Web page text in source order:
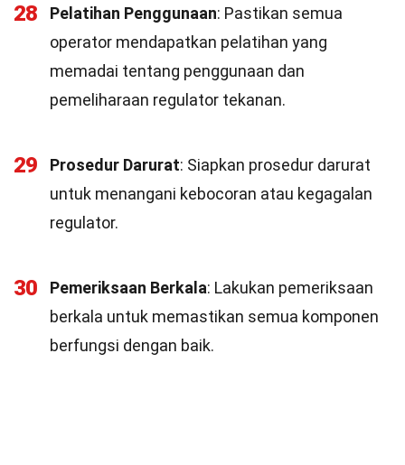
28 Pelatihan Penggunaan: Pastikan semua
operator mendapatkan pelatihan yang
memadai tentang penggunaan dan
pemeliharaan regulator tekanan.
29 Prosedur Darurat: Siapkan prosedur darurat
untuk menangani kebocoran atau kegagalan
regulator.
30 Pemeriksaan Berkala: Lakukan pemeriksaan
berkala untuk memastikan semua komponen
berfungsi dengan baik.